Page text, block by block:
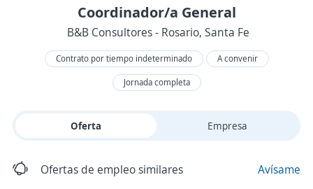
Coordinador/a General
B&B Consultores - Rosario, Santa Fe
Contrato por tiempo indeterminado
A convenir
Jornada completa
Oferta Empresa
Ofertas de empleo similares Avísame